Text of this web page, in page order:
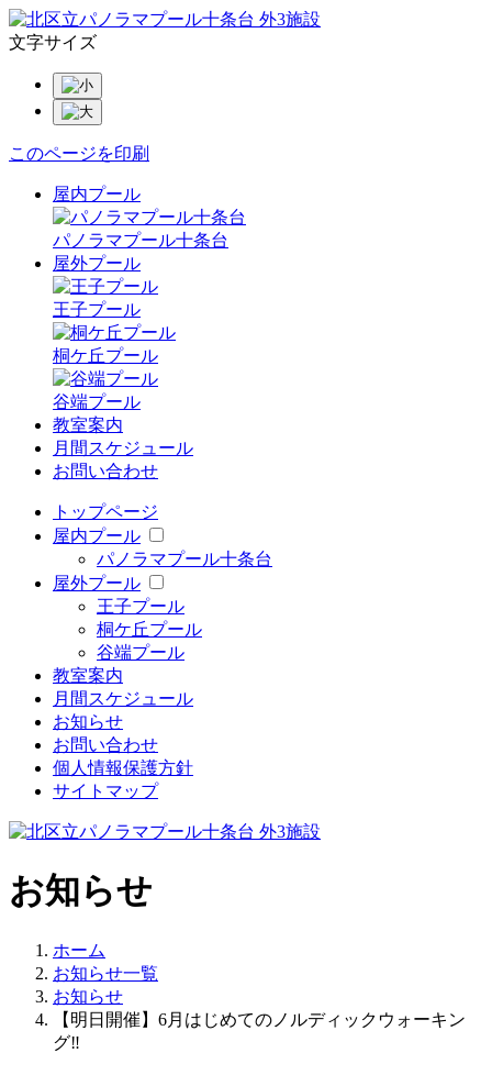
文字サイズ
このページを印刷
屋内プール
パノラマプール十条台
屋外プール
王子プール
桐ケ丘プール
谷端プール
教室案内
月間スケジュール
お問い合わせ
トップページ
屋内プール
パノラマプール十条台
屋外プール
王子プール
桐ケ丘プール
谷端プール
教室案内
月間スケジュール
お知らせ
お問い合わせ
個人情報保護方針
サイトマップ
お知らせ
ホーム
お知らせ一覧
お知らせ
【明日開催】6月はじめてのノルディックウォーキン
グ‼